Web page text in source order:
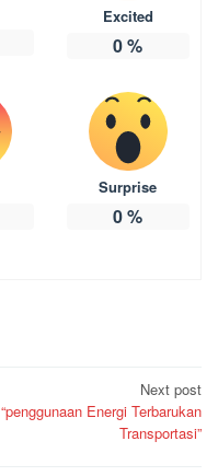
Excited
0%
Surprise
0%
Next post
“penggunaan Energi Terbarukan
Transportasi”